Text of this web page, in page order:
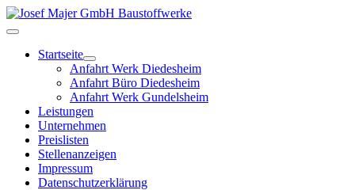
Startseite
Anfahrt Werk Diedesheim
Anfahrt Büro Diedesheim
Anfahrt Werk Gundelsheim
Leistungen
Unternehmen
Preislisten
Stellenanzeigen
Impressum
Datenschutzerklärung